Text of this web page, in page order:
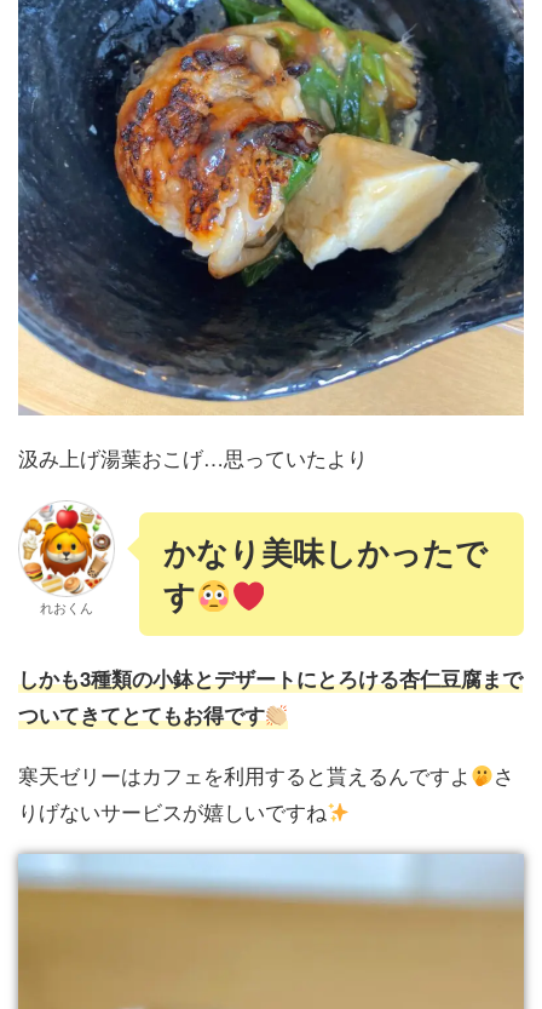
汲み上げ湯葉おこげ…思っていたより
れおくん
かなり美味しかったで
す
しかも3種類の小鉢とデザートにとろける杏仁豆腐まで
ついてきてとてもお得です
寒天ゼリーはカフェを利用すると貰えるんですよ
さ
りげないサービスが嬉しいですね